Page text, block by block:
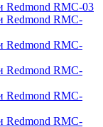
Redmond RMC-03
Redmond RMC-
Redmond RMC-
Redmond RMC-
Redmond RMC-
Redmond RMC-